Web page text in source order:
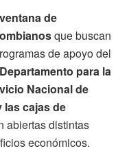
de
que buscan
de apoyo del
para la
Nacional de
las cajas de
abiertas distintas
económicos.